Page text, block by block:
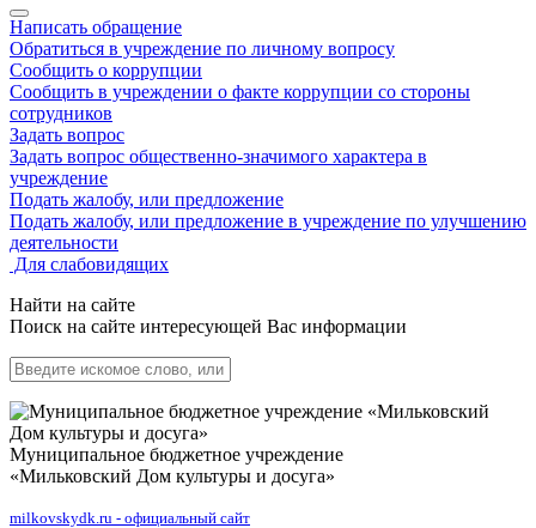
Написать обращение
Обратиться в учреждение по личному вопросу
Сообщить о коррупции
Сообщить в учреждении о факте коррупции со стороны
сотрудников
Задать вопрос
Задать вопрос общественно-значимого характера в
учреждение
Подать жалобу, или предложение
Подать жалобу, или предложение в учреждение по улучшению
деятельности
Для слабовидящих
Найти на сайте
Поиск на сайте интересующей Вас информации
Муниципальное бюджетное учреждение
«Мильковский Дом культуры и досуга»
milkovskydk.ru - официальный сайт